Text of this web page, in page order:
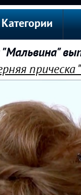
Категории